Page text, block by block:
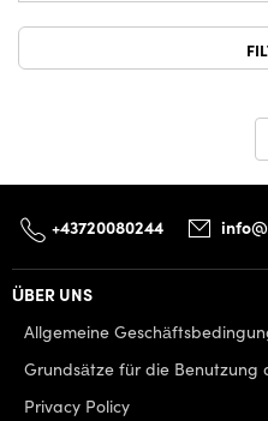
+43720080244
ÜBER UNS
Allgemeine
Grundsätze für die Benutzung
Privacy Policy